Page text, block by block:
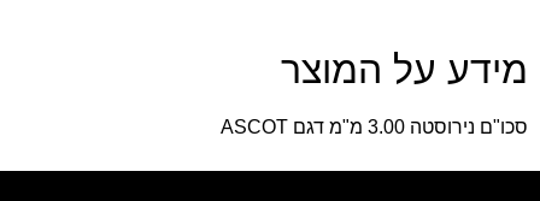
מידע על המוצר
סכו"ם נירוסטה 3.00 מ"מ דגם ASCOT